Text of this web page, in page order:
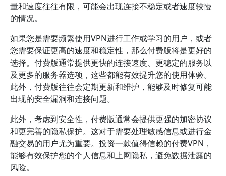
量和速度往往有限，可能会出现连接不稳定或者速度较慢
的情况。
如果您是需要频繁使用VPN进行工作或学习的用户，或者
您需要保证更高的速度和稳定性，那么付费版将是更好的
选择。付费版通常提供更快的连接速度、更稳定的服务以
及更多的服务器选项，这些都能有效提升您的使用体验。
此外，付费版往往会定期更新和维护，能够及时修复可能
出现的安全漏洞和连接问题。
此外，考虑到安全性，付费版通常会提供更强的加密协议
和更完善的隐私保护。这对于需要处理敏感信息或进行金
融交易的用户尤为重要。投资一款值得信赖的付费VPN，
能够有效保护您的个人信息和上网隐私，避免数据泄露的
风险。